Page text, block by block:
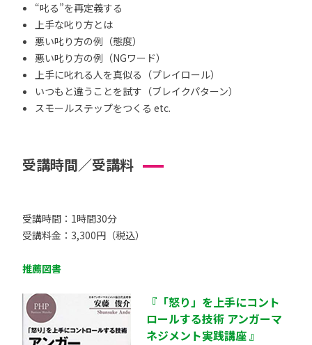
“叱る”を再定義する
上手な叱り方とは
悪い叱り方の例（態度）
悪い叱り方の例（NGワード）
上手に叱れる人を真似る（プレイロール）
いつもと違うことを試す（ブレイクパターン）
スモールステップをつくる etc.
受講時間／受講料
受講時間：1時間30分
受講料金：3,300円（税込）
推薦図書
『「怒り」を上手にコント
ロールする技術 アンガーマ
ネジメント実践講座 』